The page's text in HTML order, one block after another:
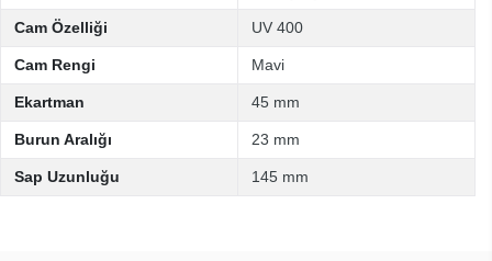
Cam Özelliği UV 400
Cam Rengi Mavi
Ekartman 45 mm
Burun Aralığı 23 mm
Sap Uzunluğu 145 mm